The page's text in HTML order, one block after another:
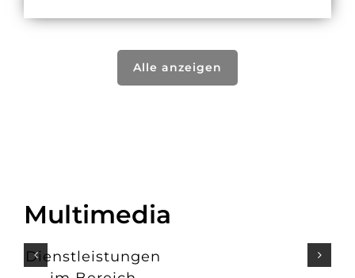
Alle anzeigen
Multimedia
Dienstleistungen